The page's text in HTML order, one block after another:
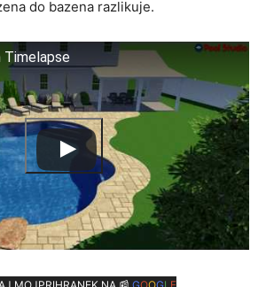
do bazena razlikuje.
Timelapse